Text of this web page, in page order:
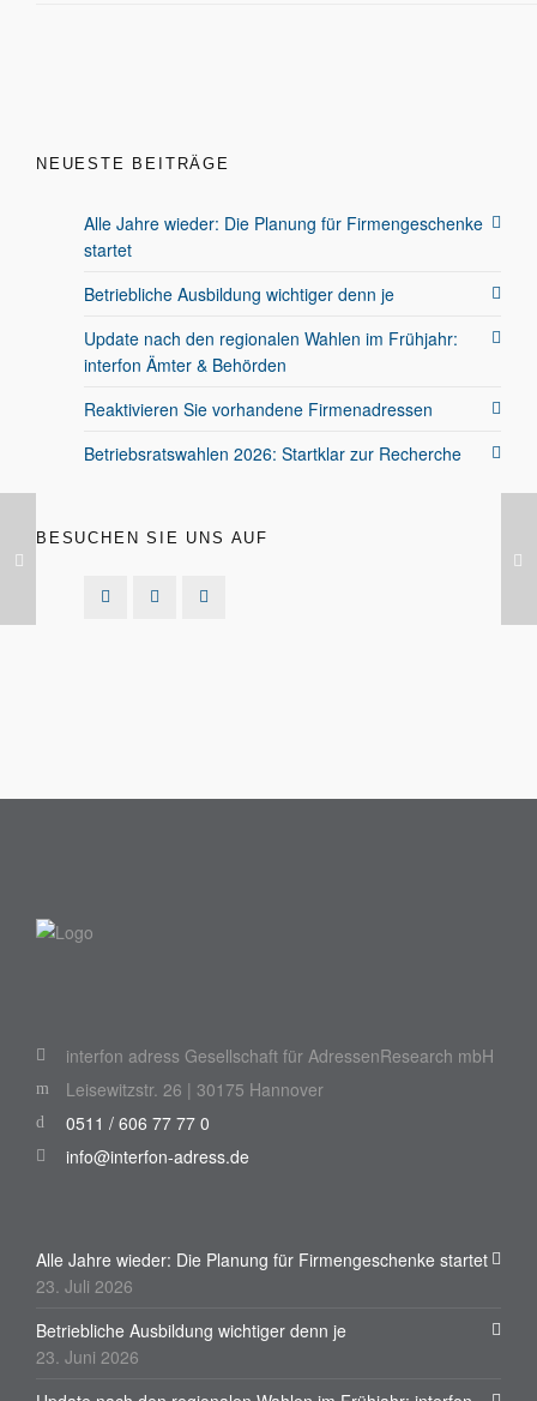
NEUESTE BEITRÄGE
Alle Jahre wieder: Die Planung für Firmengeschenke
startet
Betriebliche Ausbildung wichtiger denn je
Update nach den regionalen Wahlen im Frühjahr:
interfon Ämter & Behörden
Reaktivieren Sie vorhandene Firmenadressen
Betriebsratswahlen 2026: Startklar zur Recherche
BESUCHEN SIE UNS AUF
interfon adress Gesellschaft für AdressenResearch mbH
Leisewitzstr. 26 | 30175 Hannover
0511 / 606 77 77 0
info@interfon-adress.de
Alle Jahre wieder: Die Planung für Firmengeschenke startet
23. Juli 2026
Betriebliche Ausbildung wichtiger denn je
23. Juni 2026